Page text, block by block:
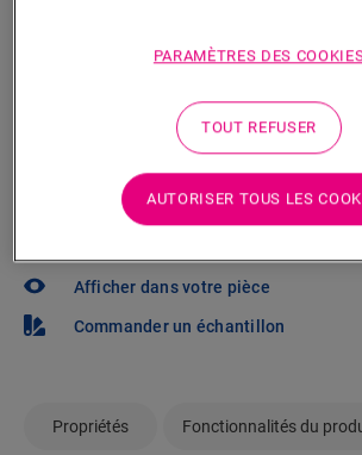
RECHERCHER
Pas sûr que ce sol
Afficher dans votre pièce
Commander un échantillon
Propriétés Fonctionnalités du
PARAMÈTRES DES
TOUT REFUSER
AUTORISER TOUS LES